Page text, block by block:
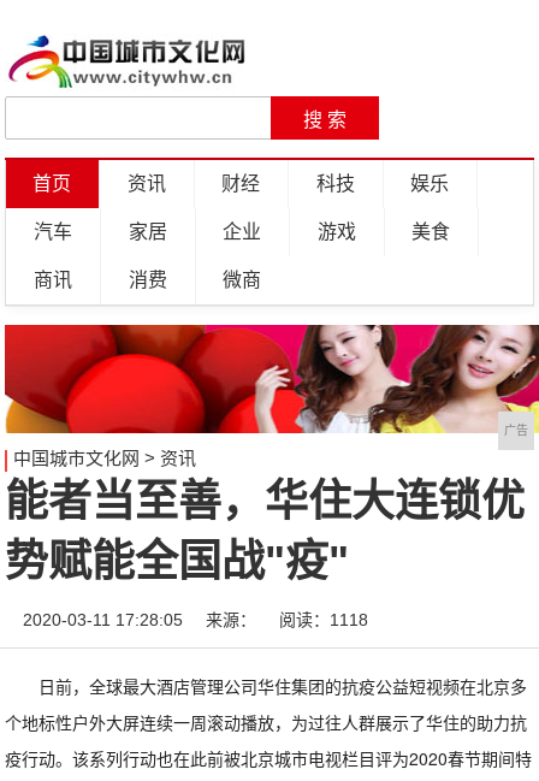
首页 资讯 财经 科技 娱乐
汽车 家居 企业 游戏 美食
商讯 消费 微商
广告
中国城市文化网 > 资讯
能者当至善，华住大连锁优
势赋能全国战"疫"
2020-03-11 17:28:05 来源： 阅读：1118
日前，全球最大酒店管理公司华住集团的抗疫公益短视频在北京多
个地标性户外大屏连续一周滚动播放，为过往人群展示了华住的助力抗
疫行动。该系列行动也在此前被北京城市电视栏目评为2020春节期间特